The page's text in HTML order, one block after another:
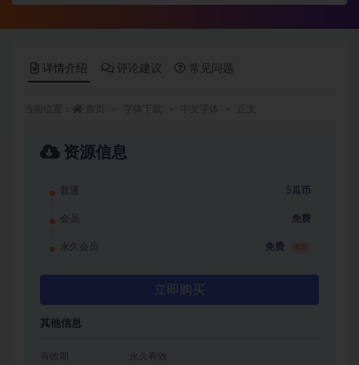
详情介绍 评论建议 常见问题
资源信息
普通 5瓜币
会员 免费
永久会员 免费
立即购买
其他信息
有效期 永久有效